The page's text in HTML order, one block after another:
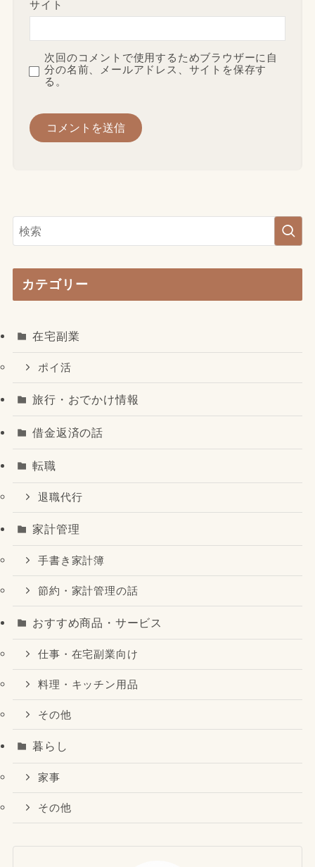
サイト
次回のコメントで使用するためブラウザーに自
分の名前、メールアドレス、サイトを保存す
る。
カテゴリー
在宅副業
ポイ活
旅行・おでかけ情報
借金返済の話
転職
退職代行
家計管理
手書き家計簿
節約・家計管理の話
おすすめ商品・サービス
仕事・在宅副業向け
料理・キッチン用品
その他
暮らし
家事
その他